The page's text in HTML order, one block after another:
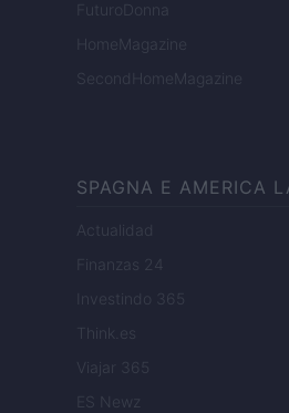
FuturoDonna
HomeMagazine
SecondHomeMagazine
SPAGNA E AMERICA
Actualidad
Finanzas 24
Investindo 365
Think.es
Viajar 365
ES Newz